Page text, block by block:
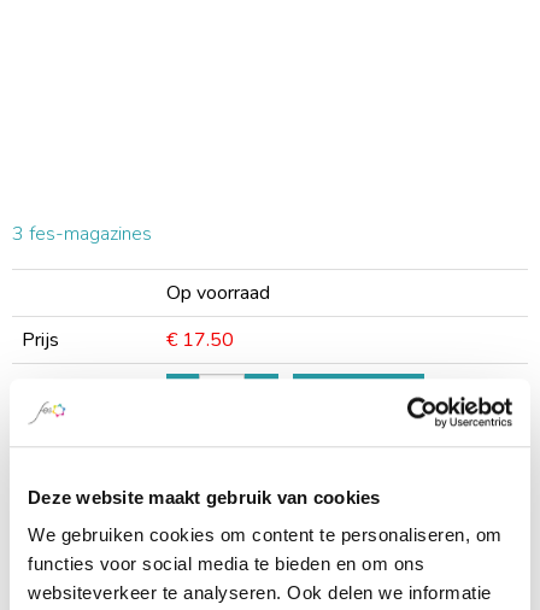
Deze website maakt gebruik van cookies
We gebruiken cookies om content te personaliseren, om
functies voor social media te bieden en om ons
websiteverkeer te analyseren. Ook delen we informatie
3 fes-magazines
Op voorraad
Prijs
€ 17.50
Omschrijving
Een greep uit de laatste edities van het
artikelen en de variëteit aan onderwerpen.
3 stuks voor €17,50